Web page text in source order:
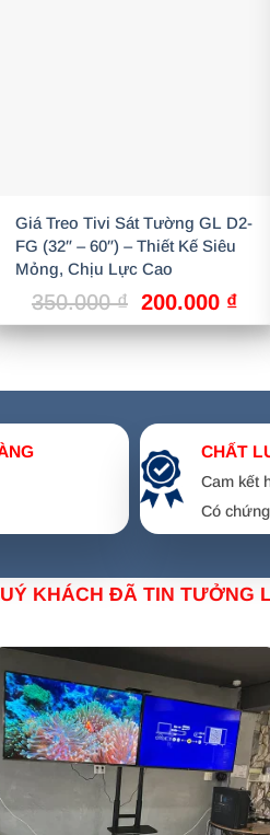
₫.
Giá Treo Tivi Sát Tường GL D2-
FG (32″ – 60″) – Thiết Kế Siêu
Mỏng, Chịu Lực Cao
350.000₫ Giá
gốc
là:
200.000 ₫Giá
tại
CHẤT
Cam kết
Có
KHÁCH ĐÃ TIN TƯỞNG